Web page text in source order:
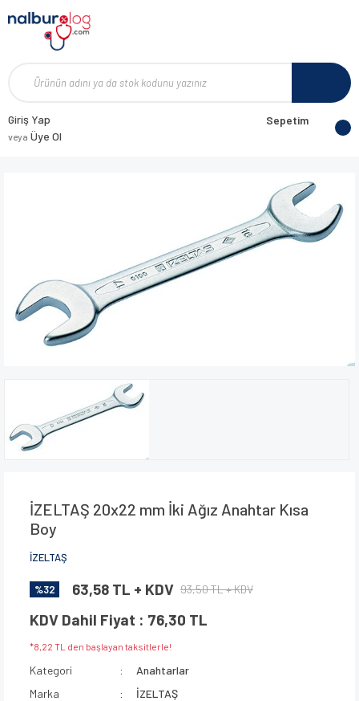
Giriş Yap
veya Üye Ol
Sepetim
İZELTAŞ 20x22 mm İki Ağız Anahtar Kısa
Boy
İZELTAŞ
%32 63,58 TL + KDV 93,50 TL + KDV
KDV Dahil Fiyat : 76,30 TL
*8,22 TL den başlayan taksitlerle!
Kategori
Anahtarlar
Marka
İZELTAŞ